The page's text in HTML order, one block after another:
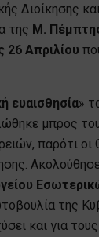
Διοίκησης
της Μ.
26 Απριλίου
ευαισθησία»
μπρος
παρότι οι
της
και για